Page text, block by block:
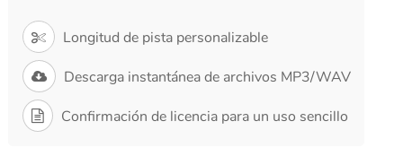
Longitud de pista personalizable
Descarga instantánea de archivos MP3/WAV
Confirmación de licencia para un uso sencillo